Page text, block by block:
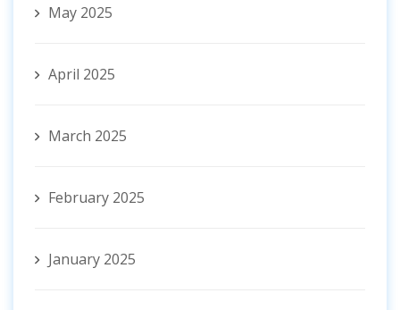
May 2025
April 2025
March 2025
February 2025
January 2025